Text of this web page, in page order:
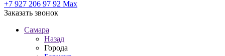
+7 927 206 97 92 Max
Заказать звонок
Самара
Назад
Города